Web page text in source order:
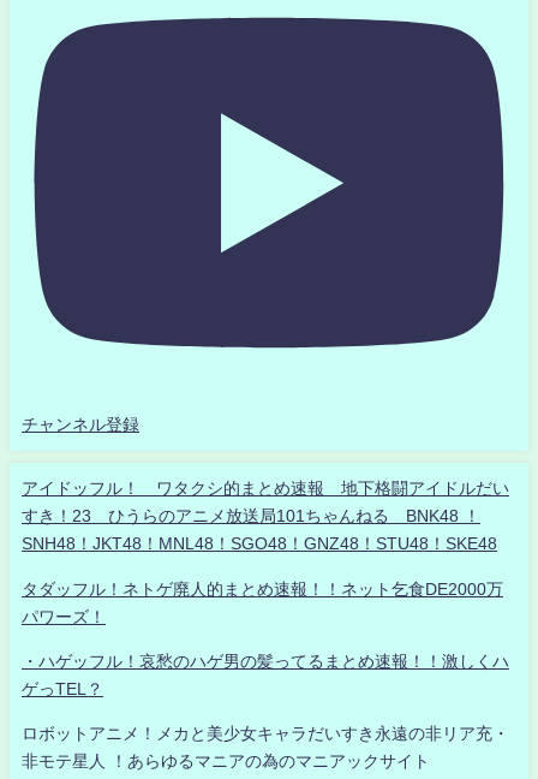
チャンネル登録
アイドッフル！ ワタクシ的まとめ速報 地下格闘アイドルだい
すき！23 ひうらのアニメ放送局101ちゃんねる BNK48 ！
SNH48！JKT48！MNL48！SGO48！GNZ48！STU48！SKE48
タダッフル！ネトゲ廃人的まとめ速報！！ネット乞食DE2000万
パワーズ！
・ハゲッフル！哀愁のハゲ男の髪ってるまとめ速報！！激しくハ
ゲっTEL？
ロボットアニメ！メカと美少女キャラだいすき永遠の非リア充・
非モテ星人 ！あらゆるマニアの為のマニアックサイト